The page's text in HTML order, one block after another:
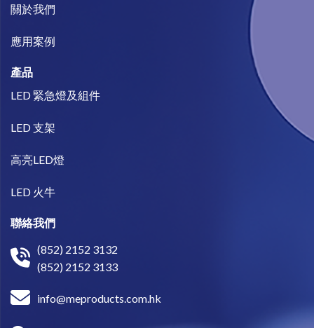
關於我們​
​應用案例
產品
LED 緊急燈及組件
LED 支架
高亮LED燈
LED 火牛
聯絡我們
(852) 2152 3132
(852) 2152 3133
info@meproducts.com.hk